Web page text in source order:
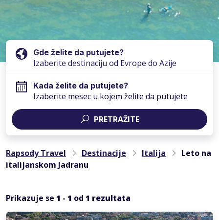
Gde želite da putujete?
Kada želite da putujete?
Izaberite mesec u kojem želite da putujete
PRETRAŽITE
Rapsody Travel Destinacije Italija
Leto na
italijanskom Jadranu
Prikazuje se 1 - 1 od 1 rezultata